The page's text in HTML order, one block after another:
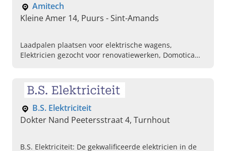
Amitech
Kleine Amer 14, Puurs - Sint-Amands
Laadpalen plaatsen voor elektrische wagens,
Elektricien gezocht voor renovatiewerken, Domotica
Elektriciteitswerken buiten, Elektrische schema
opstellen, Elektricien voor herstellingen, Laadstations
B.S. Elektriciteit
Dokter Nand Peetersstraat 4, Turnhout
B.S. Elektriciteit: De gekwalificeerde elektricien in de